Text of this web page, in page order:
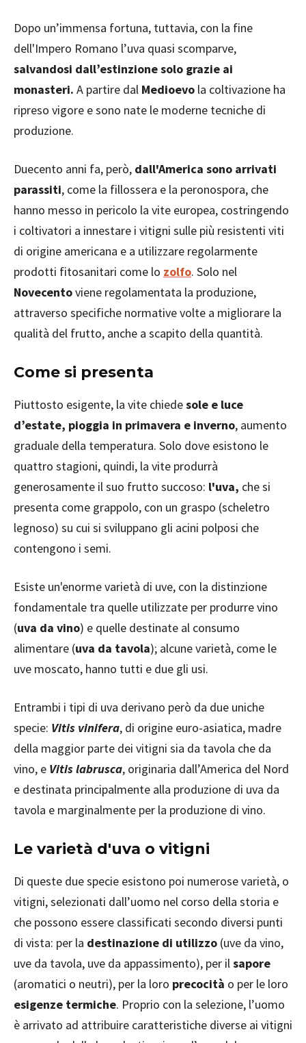
Dopo un’immensa fortuna, tuttavia, con la fine
dell'Impero Romano l’uva quasi scomparve,
salvandosi dall’estinzione solo grazie ai
monasteri. A partire dal Medioevo la coltivazione ha
ripreso vigore e sono nate le moderne tecniche di
produzione.
Duecento anni fa, però, dall'America sono arrivati
parassiti, come la fillossera e la peronospora, che
hanno messo in pericolo la vite europea, costringendo
i coltivatori a innestare i vitigni sulle più resistenti viti
di origine americana e a utilizzare regolarmente
prodotti fitosanitari come lo zolfo. Solo nel
Novecentoviene regolamentata la produzione,
attraverso specifiche normative volte a migliorare la
qualità del frutto, anche a scapito della quantità.
Come si presenta
Piuttosto esigente, la vite chiedesole e luce
d’estate, pioggia in primavera e inverno, aumento
graduale della temperatura. Solo dove esistono le
quattro stagioni, quindi, la vite produrrà
generosamente il suo frutto succoso: l'uva, che si
presenta come grappolo, con un graspo (scheletro
legnoso) su cui si sviluppano gli acini polposi che
contengono i semi.
Esiste un'enorme varietà di uve, con la distinzione
fondamentale tra quelle utilizzate per produrre vino
(uva da vino) e quelle destinate al consumo
alimentare (uva da tavola); alcune varietà, come le
uve moscato, hanno tutti e due gli usi.
Entrambi i tipi di uva derivano però da due uniche
specie: Vitis vinifera, di origine euro-asiatica, madre
della maggior parte dei vitigni sia da tavola che da
vino, e Vitis labrusca, originaria dall’America del Nord
e destinata principalmente alla produzione di uva da
tavola e marginalmente per la produzione di vino.
Le varietà d'uva o vitigni
Di queste due specie esistono poi numerose varietà, o
vitigni, selezionati dall’uomo nel corso della storia e
che possono essere classificati secondo diversi punti
di vista: per la destinazione di utilizzo (uve da vino,
uve da tavola, uve da appassimento), per ilsapore
(aromatici o neutri), per la loro precocità o per le loro
esigenze termiche. Proprio con la selezione, l’uomo
è arrivato ad attribuire caratteristiche diverse ai vitigni